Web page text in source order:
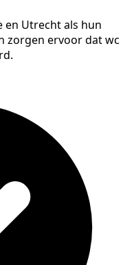
en Utrecht als hun
zorgen ervoor dat wc